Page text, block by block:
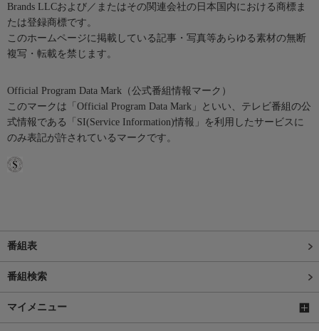
Brands LLCおよび／またはその関連会社の日本国内における商標ま
たは登録商標です。
このホームページに掲載している記事・写真等あらゆる素材の無断
複写・転載を禁じます。
Official Program Data Mark（公式番組情報マーク）
このマークは「Official Program Data Mark」といい、テレビ番組の公
式情報である「SI(Service Information)情報」を利用したサービスに
のみ表記が許されているマークです。
番組表
番組検索
マイメニュー